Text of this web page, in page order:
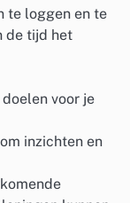
te loggen en te
de tijd het
voor je
inzichten en